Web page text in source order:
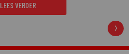
LEES VERDER